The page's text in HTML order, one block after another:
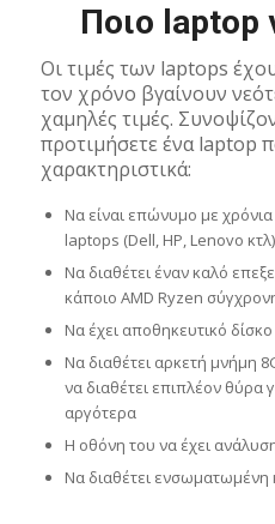
Ποιο laptop
Οι τιμές των laptops
τον χρόνο βγαίνουν
χαμηλές τιμές.
προτιμήσετε ένα laptop
χαρακτηριστικά:
Να είναι επώνυμο με
laptops (Dell, HP, Lenovo κτλ)
Να διαθέτει έναν καλό
κάποιο AMD Ryzen
Να έχει αποθηκευτικό
Να διαθέτει αρκετή μνήμη
να διαθέτει επιπλέον θύρα
αργότερα
Η οθόνη του να έχει
Να διαθέτει ενσωματωμένη